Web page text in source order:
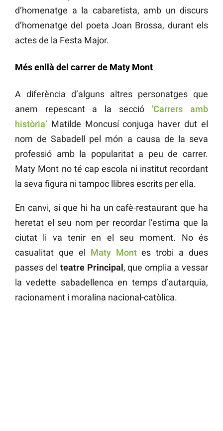
d’homenatge a la cabaretista, amb un discurs
d’homenatge del poeta Joan Brossa, durant els
actes de la Festa Major.
Més enllà del carrer de Maty Mont
A diferència d’alguns altres personatges que
anem repescant a la secció ‘Carrers amb
història’ Matilde Moncusí conjuga haver dut el
nom de Sabadell pel món a causa de la seva
professió amb la popularitat a peu de carrer.
Maty Mont no té cap escola ni institut recordant
la seva figura ni tampoc llibres escrits per ella.
En canvi, sí que hi ha un cafè-restaurant que ha
heretat el seu nom per recordar l’estima que la
ciutat li va tenir en el seu moment. No és
casualitat que el Maty Montes trobi a dues
passes del teatre Principal, que omplia a vessar
la vedette sabadellenca en temps d’autarquia,
racionament i moralina nacional-catòlica.